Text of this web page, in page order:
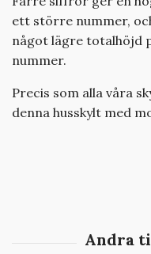
ett större nummer,
något lägre totalhöjd
nummer.
Precis som alla våra
denna husskylt med